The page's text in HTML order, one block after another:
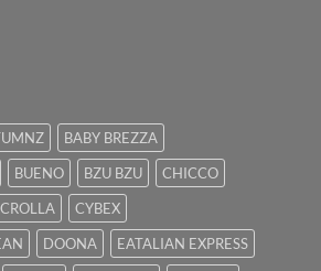
BABY BREZZA
BUENO BZU BZU
CHICCO
CROLLA
CYBEX
DOONA
EATALIAN EXPRESS